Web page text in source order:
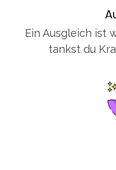
Ein Ausgleich ist
tankst du